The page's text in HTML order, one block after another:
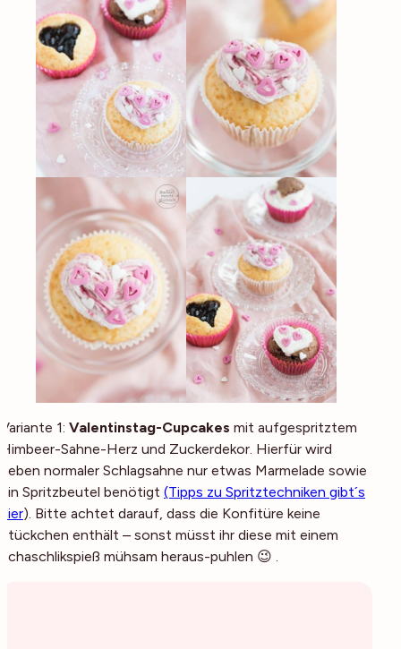
Variante 1: Valentinstag-Cupcakes mit aufgespritztem
Himbeer-Sahne-Herz und Zuckerdekor. Hierfür wird
neben normaler Schlagsahne nur etwas Marmelade sowie
ein Spritzbeutel benötigt (Tipps zu Spritztechniken gibt´s
hier). Bitte achtet darauf, dass die Konfitüre keine
Stückchen enthält – sonst müsst ihr diese mit einem
Schaschlikspieß mühsam heraus-puhlen 😉 .